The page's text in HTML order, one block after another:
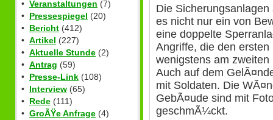
• Veranstaltungen (7)
• Pressespiegel (20)
• Bericht (412)
• Artikel (227)
• Aktuelle Stunde (2)
• Antrag (59)
• Presse-Link (108)
• Interview (65)
• Rede (111)
• GroÃŸe Anfrage (4)
Die
es nicht nur ein von
eine doppelte
Angriffe, die den
wenigstens am
Auch auf dem
mit Soldaten. Die
GebÃ¤ude sind mit
geschmÃ¼ckt.